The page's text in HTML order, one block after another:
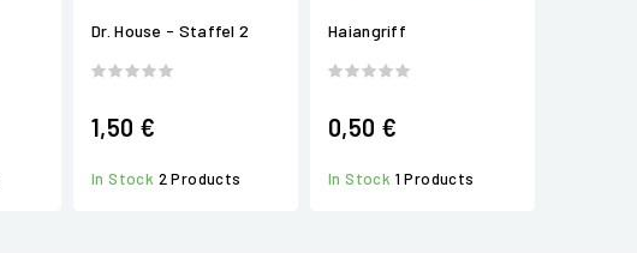
Dr. House - Staffel 2
1,50 €
In Stock 2 Products
Haiangriff
0,50 €
In Stock 1 Products